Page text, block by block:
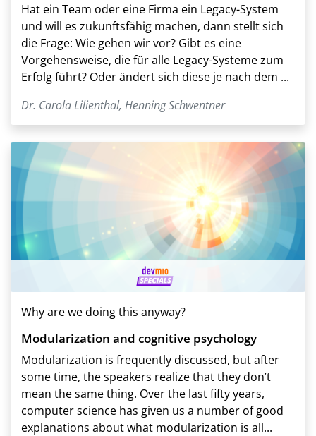
Hat ein Team oder eine Firma ein Legacy-System
und will es zukunftsfähig machen, dann stellt sich
die Frage: Wie gehen wir vor? Gibt es eine
Vorgehensweise, die für alle Legacy-Systeme zum
Erfolg führt? Oder ändert sich diese je nach dem ...
Dr. Carola Lilienthal, Henning Schwentner
Why are we doing this anyway?
Modularization and cognitive psychology
Modularization is frequently discussed, but after
some time, the speakers realize that they don’t
mean the same thing. Over the last fifty years,
computer science has given us a number of good
explanations about what modularization is all...